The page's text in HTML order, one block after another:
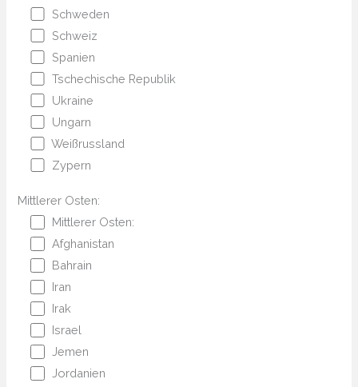
Schweden
Schweiz
Spanien
Tschechische Republik
Ukraine
Ungarn
Weißrussland
Zypern
Mittlerer Osten:
Mittlerer Osten:
Afghanistan
Bahrain
Iran
Irak
Israel
Jemen
Jordanien